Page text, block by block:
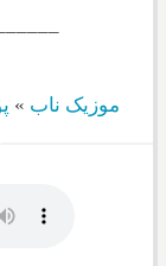
موزیک ناب »